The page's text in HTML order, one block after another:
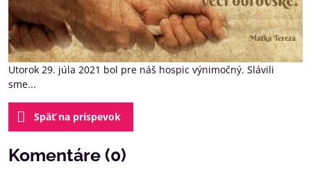
Utorok 29. júla 2021 bol pre náš hospic výnimočný. Slávili
sme...
Späť na príspevok
Komentáre (0)